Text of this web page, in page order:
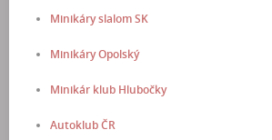
Minikáry slalom SK
Minikáry Opolský
Minikár klub Hlubočky
Autoklub ČR